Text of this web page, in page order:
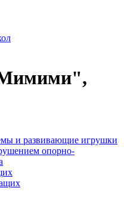
и развивающие игрушки
опорно-